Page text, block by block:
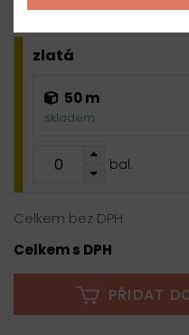
zlatá
50 m
skladem
bal.
Celkem bez DPH
Celkem s DPH
PŘIDAT